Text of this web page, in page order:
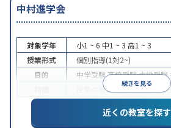
中村進学会
続きを見る
対象学年 小1 ~ 6 中1 ~ 3 高1 ~ 3
授業形式
個別指導(1対2~)
目的
中学受験高校受験大学受験
授業の振替可能1科目から受
近くの教室を探す